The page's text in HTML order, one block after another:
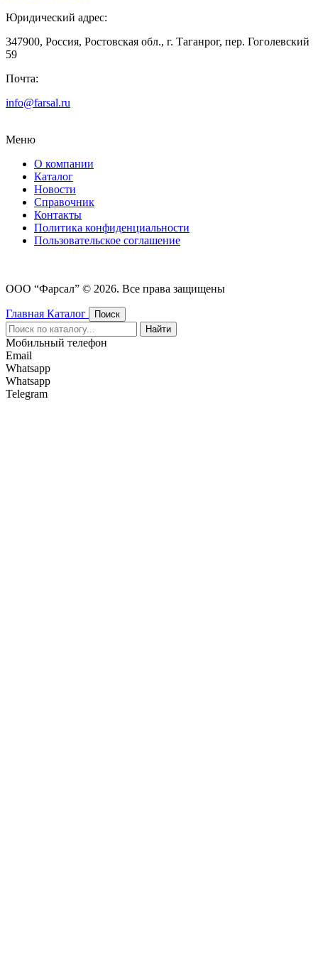
Юридический адрес:
347900, Россия, Ростовская обл., г. Таганрог, пер. Гоголевский
59
Почта:
info@farsal.ru
Меню
О компании
Каталог
Новости
Cправочник
Контакты
Политика конфиденциальности
Пользовательское соглашение
ООО “Фарсал” © 2026. Все права защищены
Главная Каталог
Поиск
Найти
Мобильный телефон
Email
Whatsapp
Whatsapp
Telegram